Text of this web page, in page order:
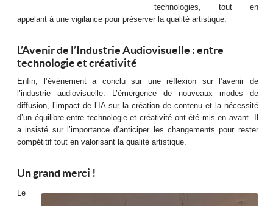
technologies, tout en
appelant à une vigilance pour préserver la qualité artistique.
L’Avenir de l’Industrie Audiovisuelle : entre
technologie et créativité
Enfin, l’événement a conclu sur une réflexion sur l’avenir de
l’industrie audiovisuelle. L’émergence de nouveaux modes de
diffusion, l’impact de l’IA sur la création de contenu et la nécessité
d’un équilibre entre technologie et créativité ont été mis en avant. Il
a insisté sur l’importance d’anticiper les changements pour rester
compétitif tout en valorisant la qualité artistique.
Un grand merci !
Le